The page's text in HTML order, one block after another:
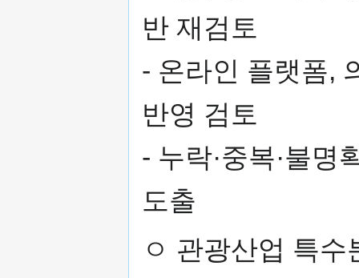
반 재검토
- 온라인 플랫폼,
반영 검토
- 누락·중복·불명
도출
ㅇ 관광산업 특